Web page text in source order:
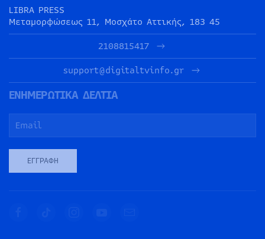
LIBRA PRESS
Μεταμορφώσεως 11, Μοσχάτο Αττικής, 183 45
2108815417
support@digitaltvinfo.gr
ΕΝΗΜΕΡΩΤΙΚΑ ΔΕΛΤΙΑ
ΕΓΓΡΑΦΉ